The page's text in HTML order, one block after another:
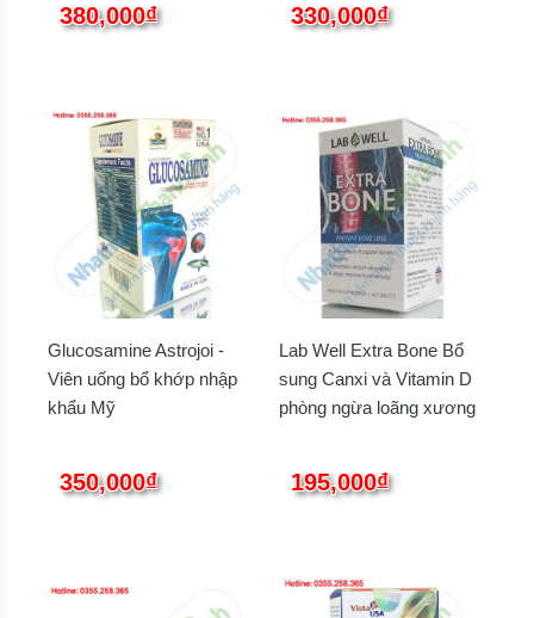
380,000₫ 330,000₫
Glucosamine Astrojoi -
Viên uống bổ khớp nhập
khẩu Mỹ
350,000₫
Lab Well Extra Bone Bổ
sung Canxi và Vitamin D
phòng ngừa loãng xương
195,000₫